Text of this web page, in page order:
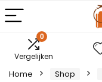
0
Vergelijken
Home Shop